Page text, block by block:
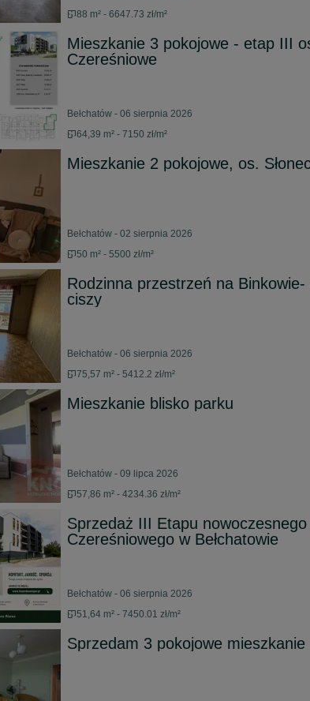
88 m² - 6647.73 zł/m²
Mieszkanie 3 pokojowe - etap III
Czereśniowe
Bełchatów - 06 sierpnia 2026
64,39 m² - 7150 zł/m²
Mieszkanie 2 pokojowe, os.
Bełchatów - 02 sierpnia 2026
50 m² - 5500 zł/m²
Rodzinna przestrzeń na
ciszy
Bełchatów - 06 sierpnia 2026
75,57 m² - 5412.2 zł/m²
Mieszkanie blisko parku
Bełchatów - 09 lipca 2026
57,86 m² - 4234.36 zł/m²
Sprzedaż III Etapu
Czereśniowego w Bełchatowie
Bełchatów - 06 sierpnia 2026
51,64 m² - 7450.01 zł/m²
Sprzedam 3 pokojowe mieszkanie